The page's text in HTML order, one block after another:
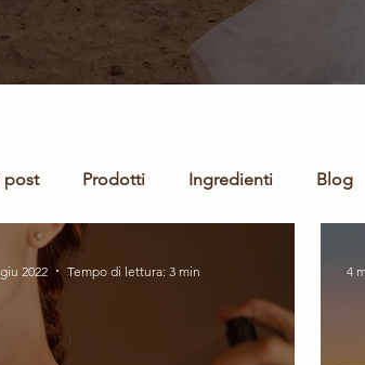
post Prodotti Ingredienti Blog
Trainer Training
Concept Store Hair Care Profumo
2022 Tempo di lettura: 3 min 4